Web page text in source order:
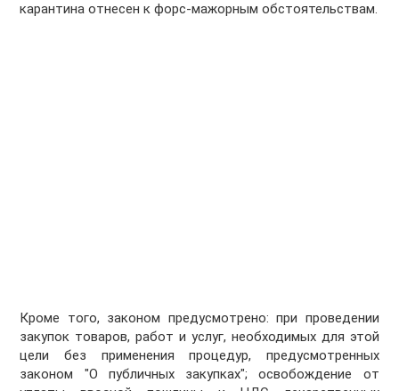
карантина отнесен к форс-мажорным обстоятельствам.
Кроме того, законом предусмотрено: при проведении
закупок товаров, работ и услуг, необходимых для этой
цели без применения процедур, предусмотренных
законом "О публичных закупках"; освобождение от